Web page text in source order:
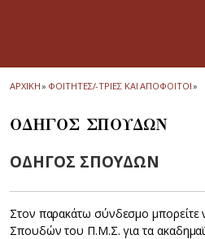
ΑΡΧΙΚΗ» ΦΟΙΤΗΤΕΣ/-ΤΡΙΕΣ ΚΑΙ ΑΠΟΦΟΙΤΟΙ»
ΟΔΗΓΟΣ ΣΠΟΥΔΩΝ
ΟΔΗΓΟΣ ΣΠΟΥΔΩΝ
Στον παρακάτω σύνδεσμο μπορείτε
Σπουδών του Π.Μ.Σ. για τα